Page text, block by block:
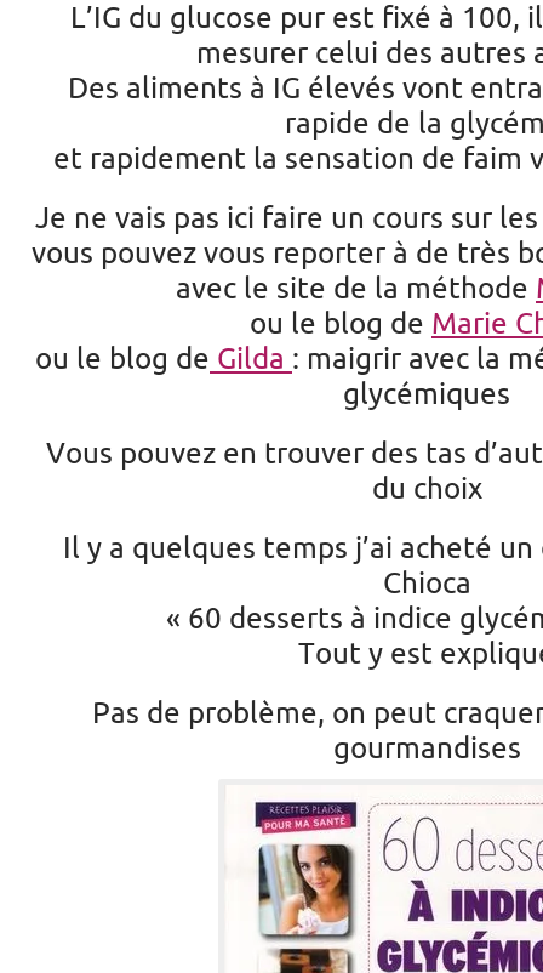
L’IG du glucose pur est fixé à 100,
mesurer celui des autres
Des aliments à IG élevés vont
rapide de la
et rapidement la sensation de faim
Je ne vais pas ici faire un cours sur
vous pouvez vous reporter à de très
avec le site de la méthode
ou le blog de Marie
ou le blog de Gilda : maigrir avec la
glycémiques
Vous pouvez en trouver des tas
du choix
Il y a quelques temps j’ai acheté
Chioca
« 60 desserts à indice
Tout y est
Pas de problème, on peut
gourmandises